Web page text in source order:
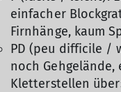
einfacher
Firnhänge, kaum
PD (peu difficile /
noch
Kletterstellen